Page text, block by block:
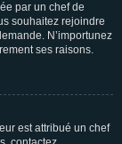
par un chef de
souhaitez rejoindre
N’importunez
ses raisons.
est attribué un chef